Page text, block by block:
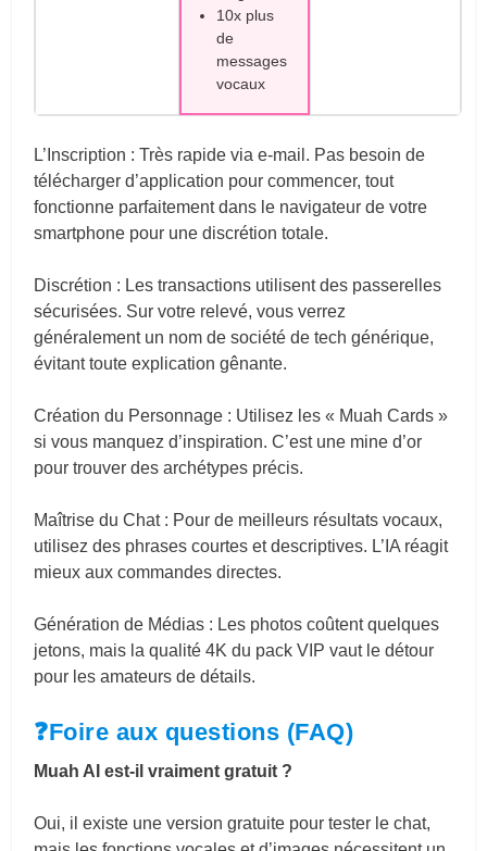
10x plus
de
messages
vocaux
L’Inscription : Très rapide via e-mail. Pas besoin de
télécharger d’application pour commencer, tout
fonctionne parfaitement dans le navigateur de votre
smartphone pour une discrétion totale.
Discrétion : Les transactions utilisent des passerelles
sécurisées. Sur votre relevé, vous verrez
généralement un nom de société de tech générique,
évitant toute explication gênante.
Création du Personnage : Utilisez les « Muah Cards »
si vous manquez d’inspiration. C’est une mine d’or
pour trouver des archétypes précis.
Maîtrise du Chat : Pour de meilleurs résultats vocaux,
utilisez des phrases courtes et descriptives. L’IA réagit
mieux aux commandes directes.
Génération de Médias : Les photos coûtent quelques
jetons, mais la qualité 4K du pack VIP vaut le détour
pour les amateurs de détails.
❓Foire aux questions (FAQ)
Muah AI est-il vraiment gratuit ?
Oui, il existe une version gratuite pour tester le chat,